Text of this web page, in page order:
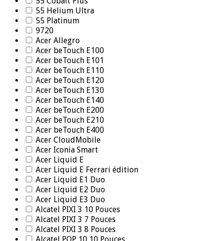
55 Helium Ultra
55 Platinum
9720
Acer Allegro
Acer beTouch E100
Acer beTouch E101
Acer beTouch E110
Acer beTouch E120
Acer beTouch E130
Acer beTouch E140
Acer beTouch E200
Acer beTouch E210
Acer beTouch E400
Acer CloudMobile
Acer Iconia Smart
Acer Liquid E
Acer Liquid E Ferrari édition
Acer Liquid E1 Duo
Acer Liquid E2 Duo
Acer Liquid E3 Duo
Alcatel PIXI 3 10 Pouces
Alcatel PIXI 3 7 Pouces
Alcatel PIXI 3 8 Pouces
Alcatel POP 10 10 Pouces